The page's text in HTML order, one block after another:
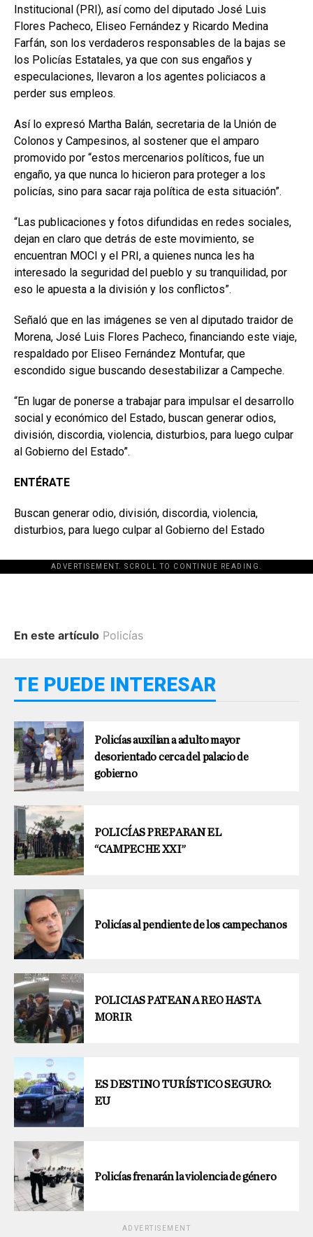
Institucional (PRI), así como del diputado José Luis
Flores Pacheco, Eliseo Fernández y Ricardo Medina
Farfán, son los verdaderos responsables de la bajas se
los Policías Estatales, ya que con sus engaños y
especulaciones, llevaron a los agentes policiacos a
perder sus empleos.
Así lo expresó Martha Balán, secretaria de la Unión de
Colonos y Campesinos, al sostener que el amparo
promovido por “estos mercenarios políticos, fue un
engaño, ya que nunca lo hicieron para proteger a los
policías, sino para sacar raja política de esta situación”.
“Las publicaciones y fotos difundidas en redes sociales,
dejan en claro que detrás de este movimiento, se
encuentran MOCI y el PRI, a quienes nunca les ha
interesado la seguridad del pueblo y su tranquilidad, por
eso le apuesta a la división y los conflictos”.
Señaló que en las imágenes se ven al diputado traidor de
Morena, José Luis Flores Pacheco, financiando este viaje,
respaldado por Eliseo Fernández Montufar, que
escondido sigue buscando desestabilizar a Campeche.
“En lugar de ponerse a trabajar para impulsar el desarrollo
social y económico del Estado, buscan generar odios,
división, discordia, violencia, disturbios, para luego culpar
al Gobierno del Estado”.
ENTÉRATE
Buscan generar odio, división, discordia, violencia,
disturbios, para luego culpar al Gobierno del Estado
ADVERTISEMENT. SCROLL TO CONTINUE READING.
En este artículo Policías
TE PUEDE INTERESAR
Policías auxilian a adulto mayor
desorientado cerca del palacio de
gobierno
POLICÍAS PREPARAN EL
“CAMPECHE XXI”
Policías al pendiente de los campechanos
POLICIAS PATEAN A REO HASTA
MORIR
ES DESTINO TURÍSTICO SEGURO:
EU
Policías frenarán la violencia de género
ADVERTISEMENT